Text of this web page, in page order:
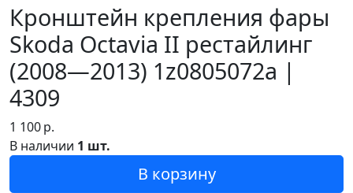
Кронштейн крепления фары
Skoda Octavia II рестайлинг
(2008—2013) 1z0805072a |
4309
1 100р.
В наличии 1 шт.
В корзину